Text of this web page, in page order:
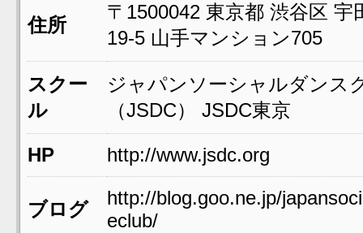
住所
〒1500042 東京都 渋谷区 宇
19-5山手マンション705
スクー
ル
ジャパンソーシャルダンス
（JSDC） JSDC東京
HP http://www.jsdc.org
ブログ
http://blog.goo.ne.jp/
eclub/